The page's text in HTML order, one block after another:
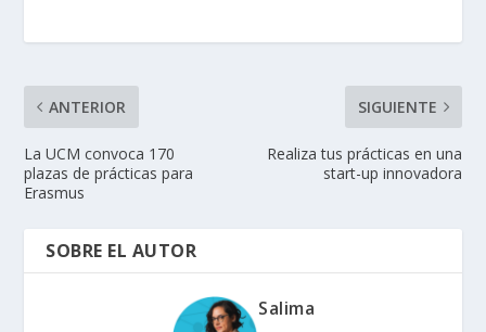
ANTERIOR
La UCM convoca 170
plazas de prácticas para
Erasmus
SIGUIENTE
Realiza tus prácticas en una
start-up innovadora
SOBRE EL AUTOR
Salima